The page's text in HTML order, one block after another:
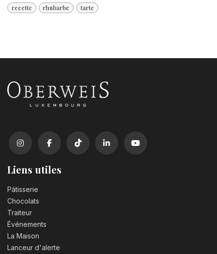
recette rhubarbe tarte
Liens utiles
Pâtisserie
Chocolats
Traiteur
Événements
La Maison
Lanceur d'alerte